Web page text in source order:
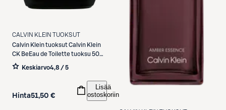
CALVIN KLEIN TUOKSUT
Calvin Klein tuoksutCalvin Klein
CK BeEau de Toilette tuoksu 50
ml
Keskiarvo4,8 / 5
Hinta51,50 €
Lisää
ostoskoriin